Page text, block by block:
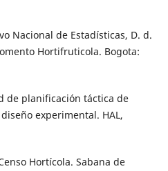
Nacional de Estadísticas, D. d.
Hortifruticola. Bogota:
de planificación táctica de
experimental. HAL,
Hortícola. Sabana de